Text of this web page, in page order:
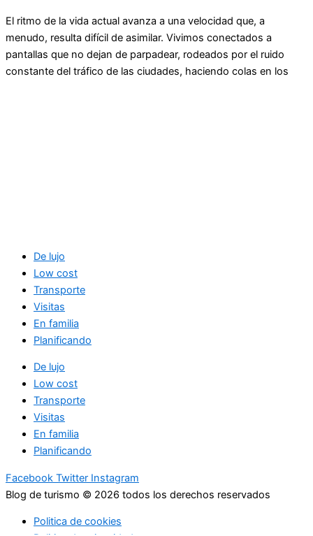
El ritmo de la vida actual avanza a una velocidad que, a
menudo, resulta difícil de asimilar. Vivimos conectados a
pantallas que no dejan de parpadear, rodeados por el ruido
constante del tráfico de las ciudades, haciendo colas en los
De lujo
Low cost
Transporte
Visitas
En familia
Planificando
De lujo
Low cost
Transporte
Visitas
En familia
Planificando
Facebook Twitter Instagram
Blog de turismo © 2026 todos los derechos reservados
Politica de cookies